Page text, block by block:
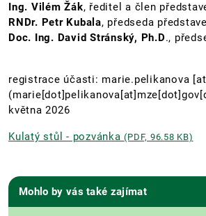
Ing. Vilém Žák, ředitel a člen
RNDr. Petr Kubala, předseda
Doc. Ing. David Stránský, Ph.D.,
registrace účasti: marie.pelikanova
května 2026
Kulatý stůl - pozvánka(PDF, 96.58 KB)
Mohlo by vás také zajímat